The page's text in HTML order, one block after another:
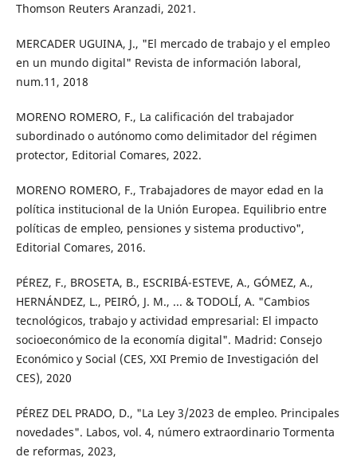
Thomson Reuters Aranzadi, 2021.
MERCADER UGUINA, J., "El mercado de trabajo y el empleo
en un mundo digital" Revista de información laboral,
num.11, 2018
MORENO ROMERO, F., La calificación del trabajador
subordinado o autónomo como delimitador del régimen
protector, Editorial Comares, 2022.
MORENO ROMERO, F., Trabajadores de mayor edad en la
política institucional de la Unión Europea. Equilibrio entre
políticas de empleo, pensiones y sistema productivo",
Editorial Comares, 2016.
PÉREZ, F., BROSETA, B., ESCRIBÁ-ESTEVE, A., GÓMEZ, A.,
HERNÁNDEZ, L., PEIRÓ, J. M., ... & TODOLÍ, A. "Cambios
tecnológicos, trabajo y actividad empresarial: El impacto
socioeconómico de la economía digital". Madrid: Consejo
Económico y Social (CES, XXI Premio de Investigación del
CES), 2020
PÉREZ DEL PRADO, D., "La Ley 3/2023 de empleo. Principales
novedades". Labos, vol. 4, número extraordinario Tormenta
de reformas, 2023,